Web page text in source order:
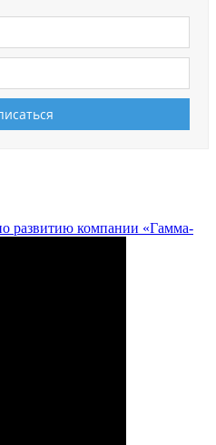
развитию компании «Гамма-